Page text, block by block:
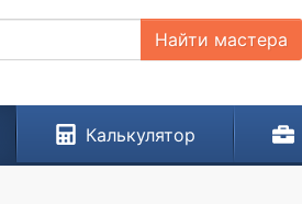
Найти мастера
Калькулятор